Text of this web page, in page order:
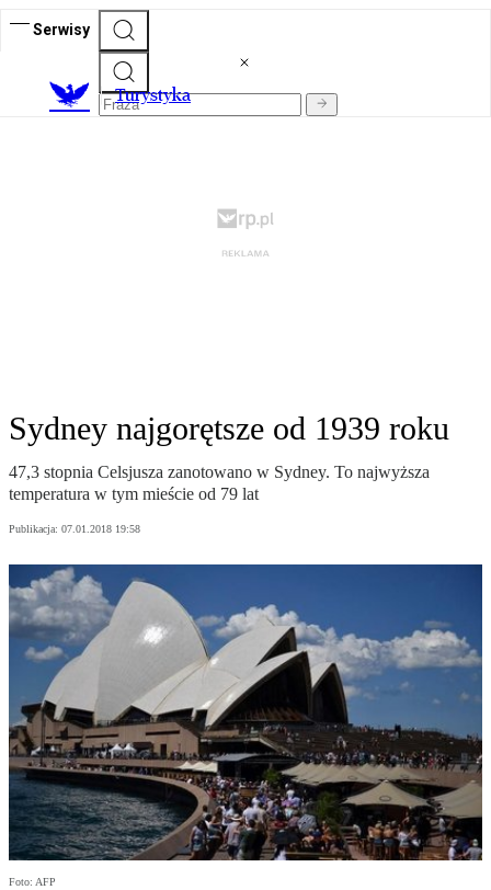
Serwisy
Turystyka
Sydney najgorętsze od 1939 roku
47,3 stopnia Celsjusza zanotowano w Sydney. To najwyższa
temperatura w tym mieście od 79 lat
Publikacja: 07.01.2018 19:58
Foto: AFP